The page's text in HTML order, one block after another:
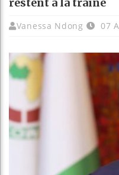
restent à la traîne
Vanessa Ndong 07